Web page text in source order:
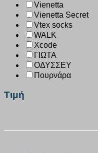
Vienetta
Vienetta Secret
Vtex socks
WALK
Xcode
ΓΙΩΤΑ
ΟΔΥΣΣΕΥ
Πουρνάρα
Τιμή